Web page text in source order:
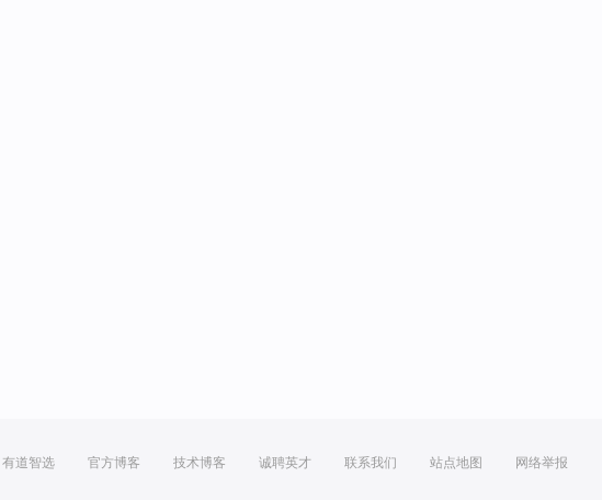
有道智选 官方博客 技术博客 诚聘英才 联系我们 站点地图 网络举报